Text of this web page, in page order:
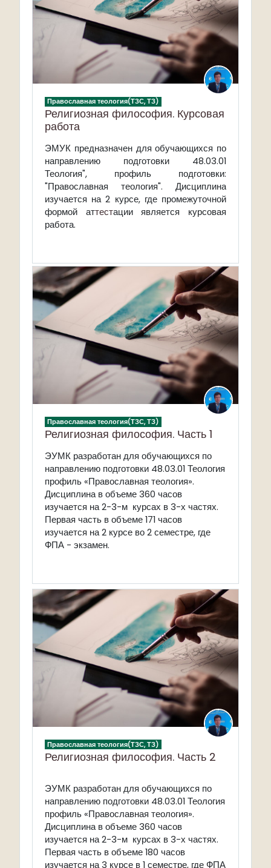
Православная теология(ТЗС, ТЗ)
Религиозная философия. Курсовая
работа
ЭМУК предназначен для обучающихся по
направлению подготовки 48.03.01
Теология", профиль подготовки:
"Православная теология". Дисциплина
изучается на 2 курсе, где промежуточной
формой аттестации является курсовая
работа.
Православная теология(ТЗС, ТЗ)
Религиозная философия. Часть 1
ЭУМК разработан для обучающихся по
направлению подготовки 48.03.01 Теология
профиль «Православная теология».
Дисциплина в объеме 360 часов
изучается на 2-3-м курсах в 3-х частях.
Первая часть в объеме 171 часов
изучается на 2 курсе во 2 семестре, где
ФПА - экзамен.
Православная теология(ТЗС, ТЗ)
Религиозная философия. Часть 2
ЭУМК разработан для обучающихся по
направлению подготовки 48.03.01 Теология
профиль «Православная теология».
Дисциплина в объеме 360 часов
изучается на 2-3-м курсах в 3-х частях.
Первая часть в объеме 180 часов
изучается на 3 курсе в 1 семестре, где ФПА